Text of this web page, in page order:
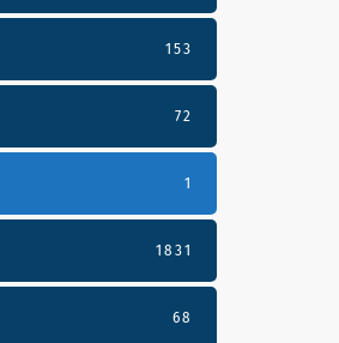
153
72
1
1831
68